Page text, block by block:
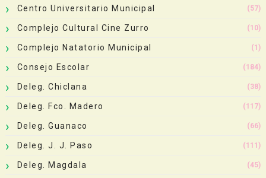
Centro Universitario Municipal (57)
Complejo Cultural Cine Zurro (10)
Complejo Natatorio Municipal (1)
Consejo Escolar (184)
Deleg. Chiclana (38)
Deleg. Fco. Madero (117)
Deleg. Guanaco (66)
Deleg. J. J. Paso (111)
Deleg. Magdala (45)